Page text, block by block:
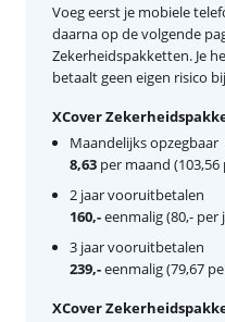
Voeg eerst je mobiele
daarna op de volgende
Zekerheidspakketten. Je
betaalt geen eigen risico
XCover
Maandelijks opzegbaar
8,63 per maand (103,56
2 jaar vooruitbetalen
160,-eenmalig (80,- per
3 jaar vooruitbetalen
239,-eenmalig (79,67
XCover